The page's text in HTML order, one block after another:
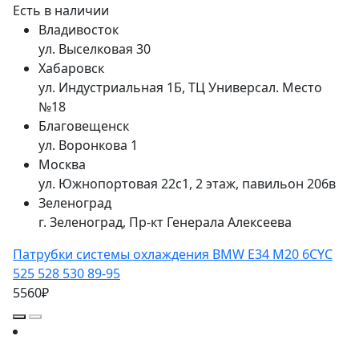
Есть в наличии
Владивосток
ул. Выселковая 30
Хабаровск
ул. Индустриальная 1Б, ТЦ Универсал. Место
№18
Благовещенск
ул. Воронкова 1
Москва
ул. Южнопортовая 22с1, 2 этаж, павильон 206в
Зеленоград
г. Зеленоград, Пр-кт Генерала Алексеева
Патрубки системы охлаждения BMW E34 M20 6CYC
525 528 530 89-95
5560₽